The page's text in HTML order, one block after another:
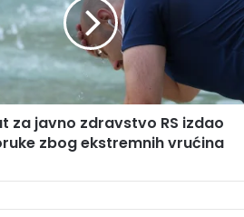
za javno zdravstvo RS izdao
zbog ekstremnih vrućina